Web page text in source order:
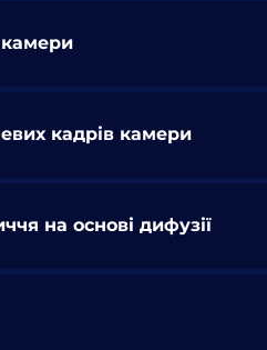
камери
кадрів камери
на основі дифузії